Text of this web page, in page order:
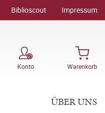
Biblioscout Impressum
Konto Warenkorb
ÜBER UNS